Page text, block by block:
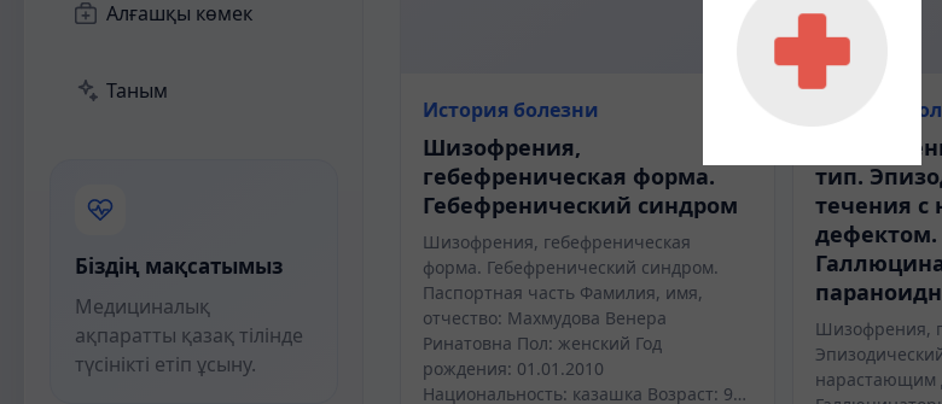
Алғашқы көмек
Таным
Біздің мақсатымыз
Медициналық
ақпаратты қазақ тілінде
түсінікті етіп ұсыну.
История болезни
Шизофрения,
гебефреническая форма.
Гебефренический синдром
Шизофрения, гебефреническая
форма. Гебефренический синдром.
Паспортная часть Фамилия, имя,
отчество: Махмудова Венера
Ринатовна Пол: женский Год
рождения: 01.01.2010
Национальность: казашка Возраст: 9…
История
тип.
течения
дефектом.
Шизофрения,
нарастающим